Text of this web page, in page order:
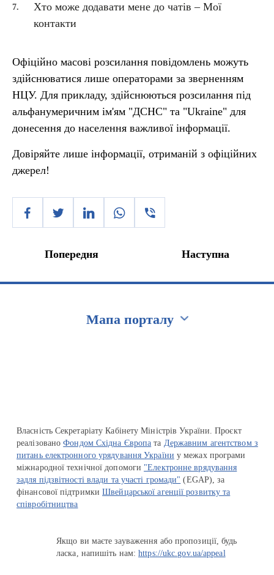
Хто може додавати мене до чатів – Мої
контакти
Офіційно масові розсилання повідомлень можуть
здійснюватися лише операторами за зверненням
НЦУ. Для прикладу, здійснюються розсилання під
альфанумеричним ім'ям "ДСНС" та "Ukraine" для
донесення до населення важливої інформації.
Довіряйте лише інформації, отриманій з офіційних
джерел!
Попередня Наступна
Мапа порталу
Власність Секретаріату Кабінету Міністрів України. Проєкт
реалізованоФондом Східна Європа та Державним агентством з
питань електронного урядування України у межах програми
міжнародної технічної допомоги "Електронне врядування
задля підзвітності влади та участі громади" (EGAP), за
фінансової підтримкиШвейцарської агенції розвитку та
співробітництва
Якщо ви маєте зауваження або пропозиції, будь
ласка, напишіть нам:https://ukc.gov.ua/appeal